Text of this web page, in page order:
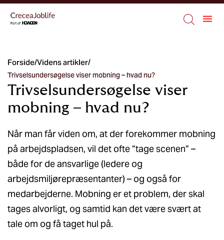
Forside/Videns artikler/
Trivselsundersøgelse viser mobning – hvad nu?
Trivselsundersøgelse viser
mobning – hvad nu?
Når man får viden om, at der forekommer mobning
på arbejdspladsen, vil det ofte ”tage scenen” –
både for de ansvarlige (ledere og
arbejdsmiljørepræsentanter) – og også for
medarbejderne. Mobning er et problem, der skal
tages alvorligt, og samtid kan det være svært at
tale om og få taget hul på.